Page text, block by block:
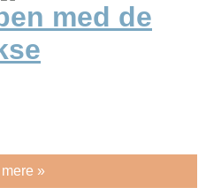
med de
»